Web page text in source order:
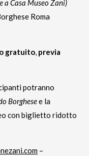
a Casa Museo Zani)
Roma
gratuito, previa
potranno
Borghesee la
con biglietto ridotto
–